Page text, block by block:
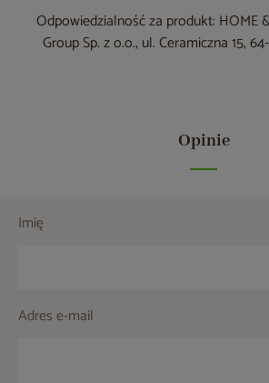
Odpowiedzialność za produkt: HOME
Group Sp. z o.o., ul. Ceramiczna 15,
Opinie
Imię
Adres e-mail